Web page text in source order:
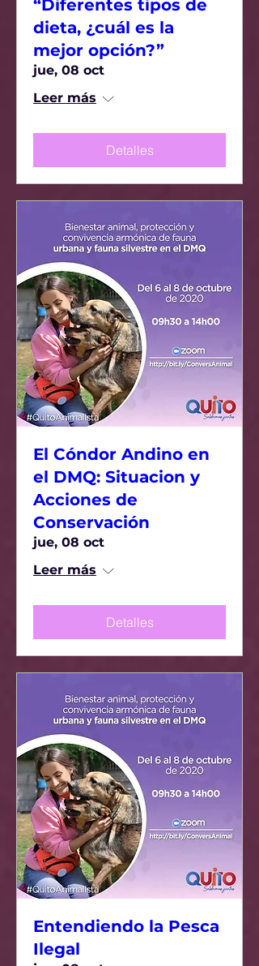
“Diferentes tipos de
dieta, ¿cuál es la
mejor opción?”
jue, 08 oct
Leer más
Detalles
El Cóndor Andino en
el DMQ: Situacion y
Acciones de
Conservación
jue, 08 oct
Leer más
Detalles
Entendiendo la Pesca
Ilegal